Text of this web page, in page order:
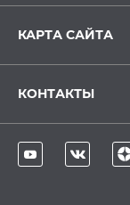
КАРТА САЙТА
КОНТАКТЫ